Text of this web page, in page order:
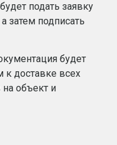
подать заявку
затем подписать
будет
доставке всех
объект и